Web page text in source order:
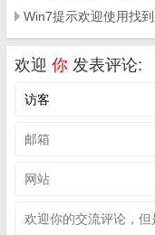
Win7提示欢迎使用找
欢迎 你 发表评论: